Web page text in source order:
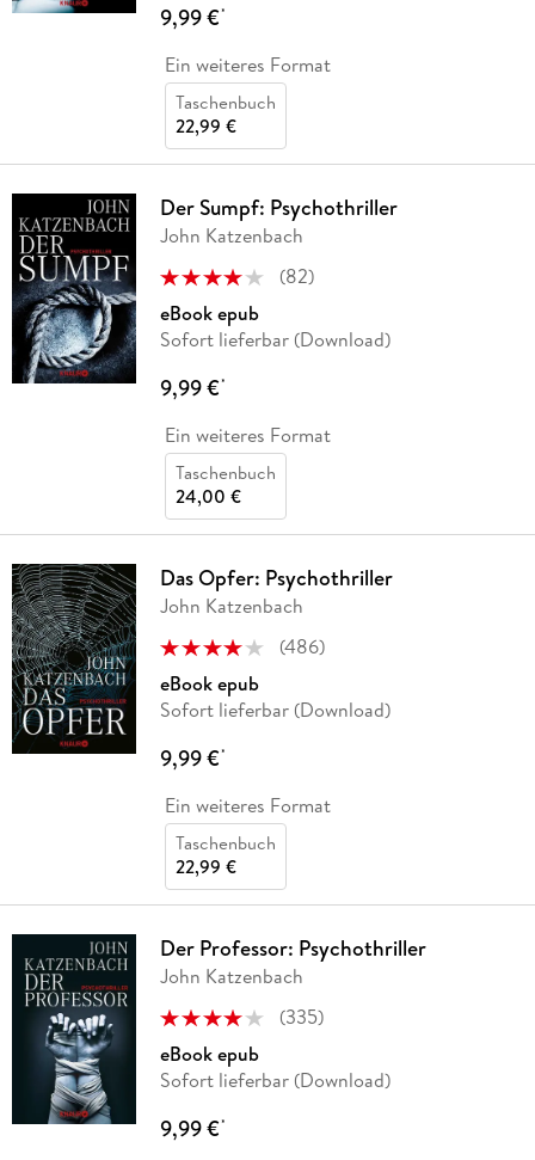
9,99 €*
Ein weiteres Format
Taschenbuch
22,99 €
Der Sumpf: Psychothriller
John Katzenbach
(82)
eBook epub
Sofort lieferbar (Download)
9,99 €*
Ein weiteres Format
Taschenbuch
24,00 €
Das Opfer: Psychothriller
John Katzenbach
(486)
eBook epub
Sofort lieferbar (Download)
9,99 €*
Ein weiteres Format
Taschenbuch
22,99 €
Der Professor: Psychothriller
John Katzenbach
(335)
eBook epub
Sofort lieferbar (Download)
9,99 €*